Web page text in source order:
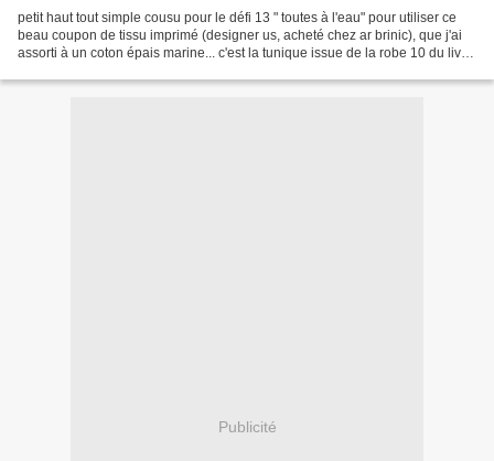
petit haut tout simple cousu pour le défi 13 " toutes à l'eau" pour utiliser ce
beau coupon de tissu imprimé (designer us, acheté chez ar brinic), que j'ai
assorti à un coton épais marine... c'est la tunique issue de la robe 10 du livre
Publicité